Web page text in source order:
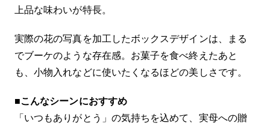
上品な味わいが特長。
実際の花の写真を加工したボックスデザインは、まる
でブーケのような存在感。お菓子を食べ終えたあと
も、小物入れなどに使いたくなるほどの美しさです。
■こんなシーンにおすすめ
「いつもありがとう」の気持ちを込めて、実母への贈